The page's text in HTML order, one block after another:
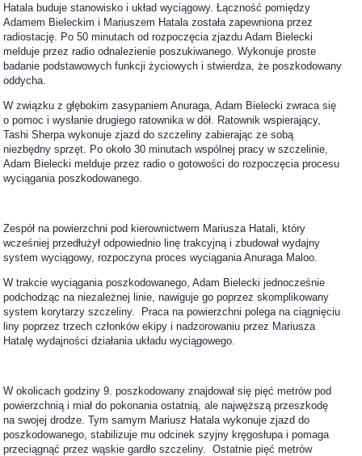
Hatala buduje stanowisko i układ wyciągowy. Łączność pomiędzy
Adamem Bieleckim i Mariuszem Hatala została zapewniona przez
radiostację. Po 50 minutach od rozpoczęcia zjazdu Adam Bielecki
melduje przez radio odnalezienie poszukiwanego. Wykonuje proste
badanie podstawowych funkcji życiowych i stwierdza, że poszkodowany
oddycha.
W związku z głębokim zasypaniem Anuraga, Adam Bielecki zwraca się
o pomoc i wysłanie drugiego ratownika w dół. Ratownik wspierający,
Tashi Sherpa wykonuje zjazd do szczeliny zabierając ze sobą
niezbędny sprzęt. Po około 30 minutach wspólnej pracy w szczelinie,
Adam Bielecki melduje przez radio o gotowości do rozpoczęcia procesu
wyciągania poszkodowanego.
Zespół na powierzchni pod kierownictwem Mariusza Hatali, który
wcześniej przedłużył odpowiednio linę trakcyjną i zbudował wydajny
system wyciągowy, rozpoczyna proces wyciągania Anuraga Maloo.
W trakcie wyciągania poszkodowanego, Adam Bielecki jednocześnie
podchodząc na niezależnej linie, nawiguje go poprzez skomplikowany
system korytarzy szczeliny. Praca na powierzchni polega na ciągnięciu
liny poprzez trzech członków ekipy i nadzorowaniu przez Mariusza
Hatalę wydajności działania układu wyciągowego.
W okolicach godziny 9. poszkodowany znajdował się pięć metrów pod
powierzchnią i miał do pokonania ostatnią, ale najwęższą przeszkodę
na swojej drodze. Tym samym Mariusz Hatala wykonuje zjazd do
poszkodowanego, stabilizuje mu odcinek szyjny kręgosłupa i pomaga
przeciągnąć przez wąskie gardło szczeliny. Ostatnie pięć metrów